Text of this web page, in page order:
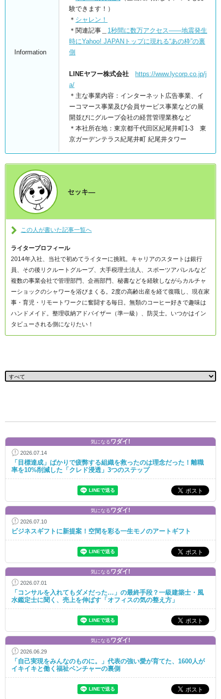
Information
験できます！）
＊ シャレン！
＊関連記事＿ 1秒間に数万アクセス――地震発生
時にYahoo! JAPANトップに現れる“あの枠”の裏
側
LINEヤフー株式会社
https://www.lycorp.co.jp/j
a/
＊主な事業内容：インターネット広告事業、イ
ーコマース事業及び会員サービス事業などの展
開並びにグループ会社の経営管理業務など
＊本社所在地：東京都千代田区紀尾井町1-3 東
京ガーデンテラス紀尾井町 紀尾井タワー
セッキ―
この人が書いた記事一覧へ
ライタープロフィール
2014年入社、当社で初めてライターに挑戦。キャリアのスタートは銀行
員、その後リクルートグループ、大手税理士法人、スポーツアパレルなど
複数の事業会社で管理部門、企画部門、秘書などを経験しながらカルチャ
ーショックのシャワーを浴びまくる。2度の高齢出産を経て復職し、現在家
事・育児・リモートワークに奮闘する毎日。無類のコーヒー好きで趣味は
ハンドメイド。整理収納アドバイザー（準一級）、防災士。いつかはイン
タビューされる側になりたい！
気になるワダイ!
2026.07.14
「目標達成」ばかりで疲弊する組織を救ったのは理念だった！離職
率を10%削減した「クレド浸透」3つのステップ
気になるワダイ!
2026.07.10
ビジネスギフトに新提案！空間を彩る一生モノのアートギフト
気になるワダイ!
2026.07.01
「コンサルを入れてもダメだった…」の最終手段？一級建築士・風
水鑑定士に聞く、売上を伸ばす「オフィスの気の整え方」
気になるワダイ!
2026.06.29
「自己実現をみんなのものに。」代表の強い愛が育てた、1600人が
イキイキと働く福祉ベンチャーの裏側